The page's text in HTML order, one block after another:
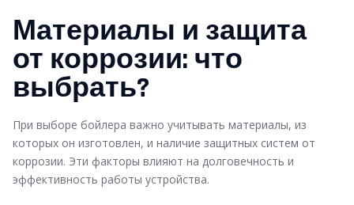
Материалы и защита
от коррозии: что
выбрать?
При выборе бойлера важно учитывать материалы, из
которых он изготовлен, и наличие защитных систем от
коррозии. Эти факторы влияют на долговечность и
эффективность работы устройства.